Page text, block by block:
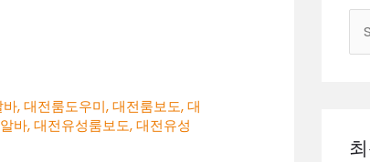
바,대전룸도우미,대전룸보도,대
바,대전유성룸보도,대전유성